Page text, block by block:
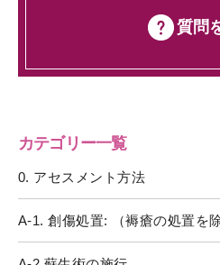
質問
カテゴリー一覧
0. アセスメント方法
A-1. 創傷処置: （褥瘡の処置を除